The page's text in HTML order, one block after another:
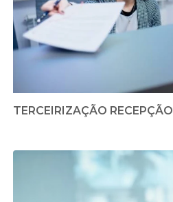
TERCEIRIZAÇÃO RECEPÇÃO